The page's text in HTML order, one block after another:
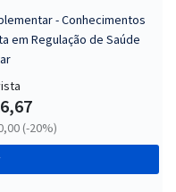
- Conhecimentos
em Regulação de Saúde
(-20%)